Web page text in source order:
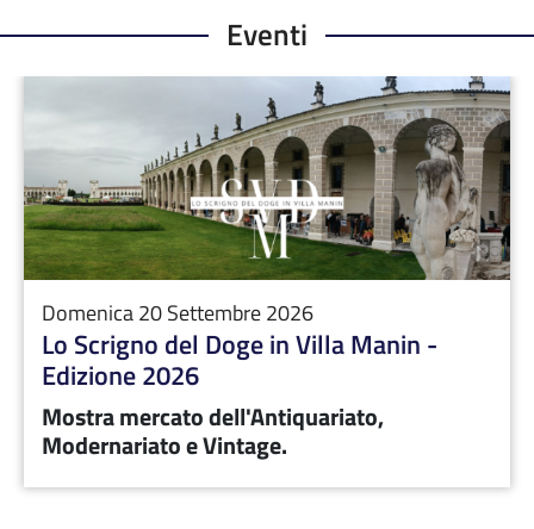
Eventi
Domenica 20 Settembre 2026
Lo Scrigno del Doge in Villa Manin -
Edizione 2026
Mostra mercato dell'Antiquariato,
Modernariato e Vintage.